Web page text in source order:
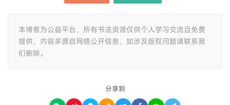
本博客为公益平台，所有书法资源仅供个人学习交流且免费
提供，内容多源自网络公开信息，如涉及版权问题请联系我
们删除。
分享到